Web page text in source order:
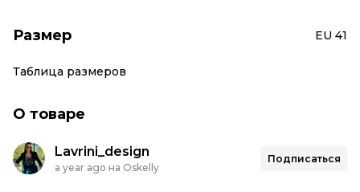
Размер EU 41
Таблица размеров
О товаре
Lavrini_design
a year ago на Oskelly
Подписаться